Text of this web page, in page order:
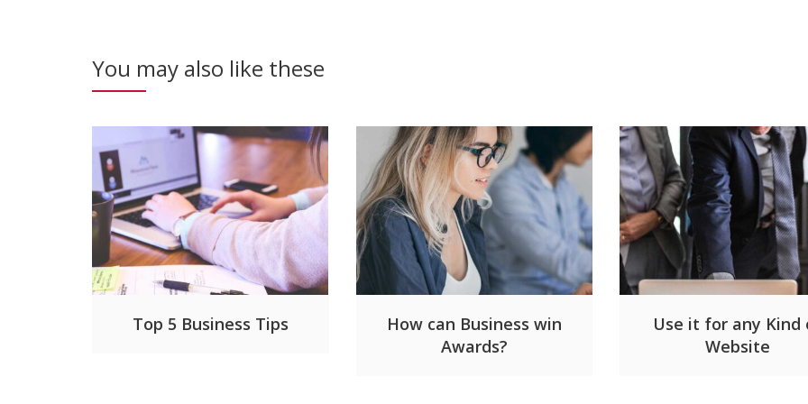
You may also like these
Top 5 Business Tips
How can Business win
Awards?
Use it for any Kind
Website